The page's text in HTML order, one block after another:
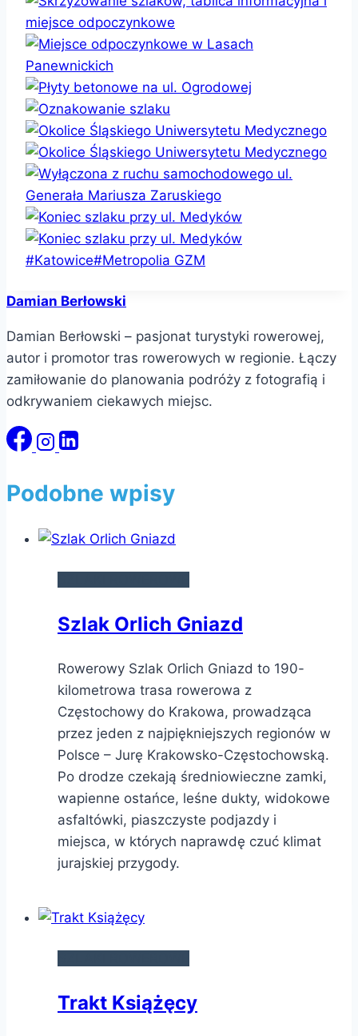
Tagi
#Katowice#Metropolia GZM
Damian Berłowski
Damian Berłowski – pasjonat turystyki rowerowej,
autor i promotor tras rowerowych w regionie. Łączy
zamiłowanie do planowania podróży z fotografią i
odkrywaniem ciekawych miejsc.
Podobne wpisy
Szlak Orlich Gniazd
Rowerowy Szlak Orlich Gniazd to 190-
kilometrowa trasa rowerowa z
Częstochowy do Krakowa, prowadząca
przez jeden z najpiękniejszych regionów w
Polsce – Jurę Krakowsko-Częstochowską.
Po drodze czekają średniowieczne zamki,
wapienne ostańce, leśne dukty, widokowe
asfaltówki, piaszczyste podjazdy i
miejsca, w których naprawdę czuć klimat
jurajskiej przygody.
Trakt Książęcy